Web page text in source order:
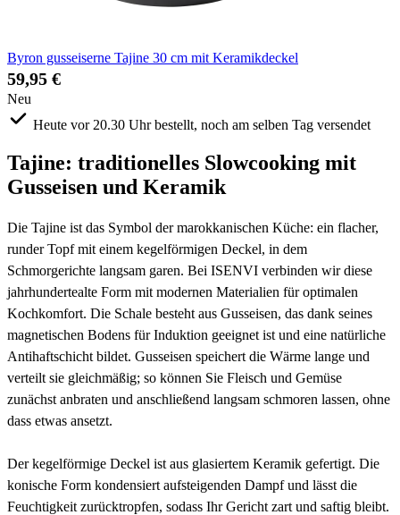
Byron gusseiserne Tajine 30 cm mit Keramikdeckel
59,95 €
Neu
Heute vor 20.30 Uhr bestellt, noch am selben Tag versendet
Tajine: traditionelles Slowcooking mit
Gusseisen und Keramik
Die Tajine ist das Symbol der marokkanischen Küche: ein flacher,
runder Topf mit einem kegel­förmigen Deckel, in dem
Schmorgerichte langsam garen. Bei ISENVI verbinden wir diese
jahrhundertealte Form mit modernen Materialien für optimalen
Kochkomfort. Die Schale besteht aus Gusseisen, das dank seines
magnetischen Bodens für Induktion geeignet ist und eine natürliche
Antihaftschicht bildet. Gusseisen speichert die Wärme lange und
verteilt sie gleichmäßig; so können Sie Fleisch und Gemüse
zunächst anbraten und anschließend langsam schmoren lassen, ohne
dass etwas ansetzt.
Der kegel­förmige Deckel ist aus glasiertem Keramik gefertigt. Die
konische Form kondensiert aufsteigenden Dampf und lässt die
Feuchtigkeit zurücktropfen, sodass Ihr Gericht zart und saftig bleibt.